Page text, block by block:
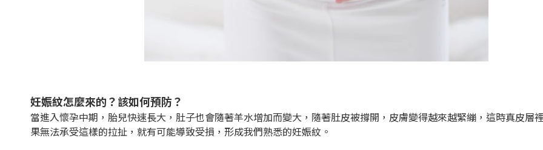
妊娠紋怎麼來的？該如何預防？
當進入懷孕中期，胎兒快速長大，肚子也會隨著羊水增加而變大，隨著肚皮被撐開，皮膚變得越來越緊繃，這時真皮層
果無法承受這樣的拉扯，就有可能導致受損，形成我們熟悉的妊娠紋。